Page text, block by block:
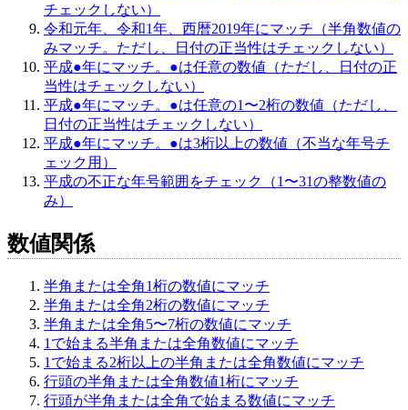
チェックしない）
令和元年、令和1年、西暦2019年にマッチ（半角数値の
みマッチ。ただし、日付の正当性はチェックしない）
平成●年にマッチ。●は任意の数値（ただし、日付の正
当性はチェックしない）
平成●年にマッチ。●は任意の1〜2桁の数値（ただし、
日付の正当性はチェックしない）
平成●年にマッチ。●は3桁以上の数値（不当な年号チ
ェック用）
平成の不正な年号範囲をチェック（1〜31の整数値の
み）
数値関係
半角または全角1桁の数値にマッチ
半角または全角2桁の数値にマッチ
半角または全角5〜7桁の数値にマッチ
1で始まる半角または全角数値にマッチ
1で始まる2桁以上の半角または全角数値にマッチ
行頭の半角または全角数値1桁にマッチ
行頭が半角または全角で始まる数値にマッチ